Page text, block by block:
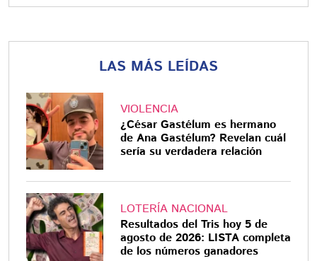
LAS MÁS LEÍDAS
VIOLENCIA
¿César Gastélum es hermano
de Ana Gastélum? Revelan cuál
sería su verdadera relación
LOTERÍA NACIONAL
Resultados del Tris hoy 5 de
agosto de 2026: LISTA completa
de los números ganadores